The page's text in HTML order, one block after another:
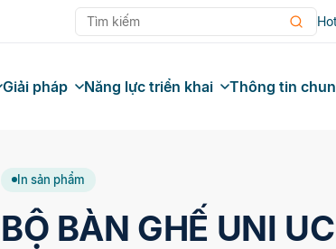
Giải pháp Năng lực triển khai Thông tin
In sản phẩm
BỘ BÀN GHẾ UNI